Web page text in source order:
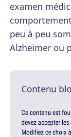
examen
peu à peu
Alzheimer ou
Contenu
Ce contenu est
devez accepter
Modifiez ce choix